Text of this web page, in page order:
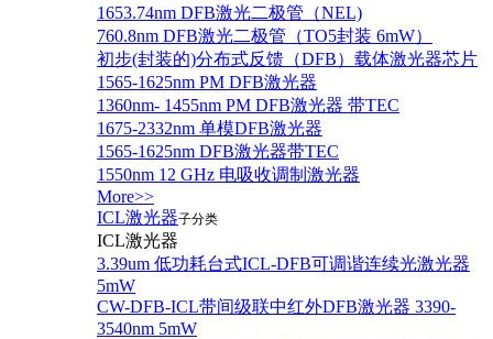
1653.74nm DFB激光二极管（NEL)
760.8nm DFB激光二极管（TO5封装 6mW）
初步(封装的)分布式反馈（DFB）载体激光器芯片
1565-1625nm PM DFB激光器
1360nm- 1455nm PM DFB激光器 带TEC
1675-2332nm 单模DFB激光器
1565-1625nm DFB激光器带TEC
1550nm 12 GHz 电吸收调制激光器
More>>
ICL激光器子分类
ICL激光器
3.39um 低功耗台式ICL-DFB可调谐连续光激光器
5mW
CW-DFB-ICL带间级联中红外DFB激光器 3390-
3540nm 5mW